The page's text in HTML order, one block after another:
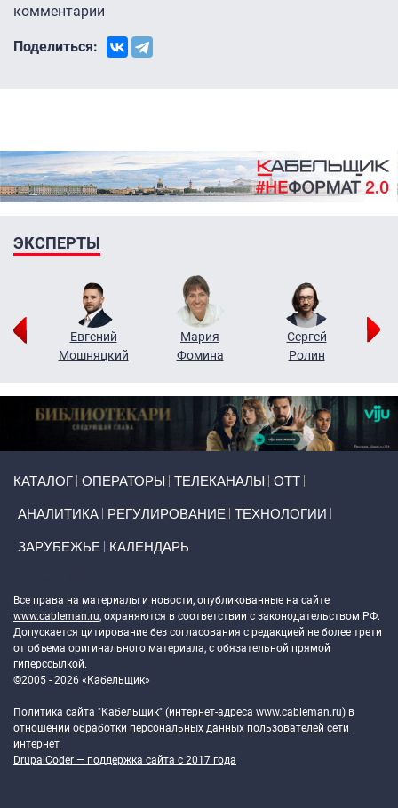
комментарии
Поделиться:
ЭКСПЕРТЫ
Евгений
Мошняцкий
Мария
Фомина
Сергей
Ролин
КАТАЛОГ ОПЕРАТОРЫ ТЕЛЕКАНАЛЫ ОТТ
АНАЛИТИКА РЕГУЛИРОВАНИЕ ТЕХНОЛОГИИ
ЗАРУБЕЖЬЕ КАЛЕНДАРЬ
Все права на материалы и новости, опубликованные на сайте
www.cableman.ru, охраняются в соответствии с законодательством РФ.
Допускается цитирование без согласования с редакцией не более трети
от объема оригинального материала, с обязательной прямой
гиперссылкой.
©2005 - 2026 «Кабельщик»
Политика сайта "Кабельщик" (интернет-адреса www.cableman.ru) в
отношении обработки персональных данных пользователей сети
интернет
DrupalCoder — поддержка сайта c 2017 года